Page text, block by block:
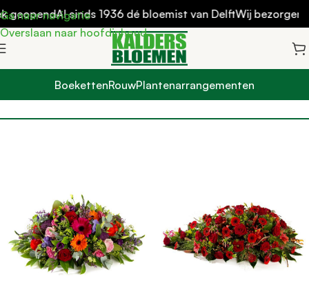
Ga naar navigatie
Overslaan naar hoofdinhoud
geopendAl sinds 1936 dé bloemist van DelftWij bezorgen
BoekettenRouwPlantenarrangementen